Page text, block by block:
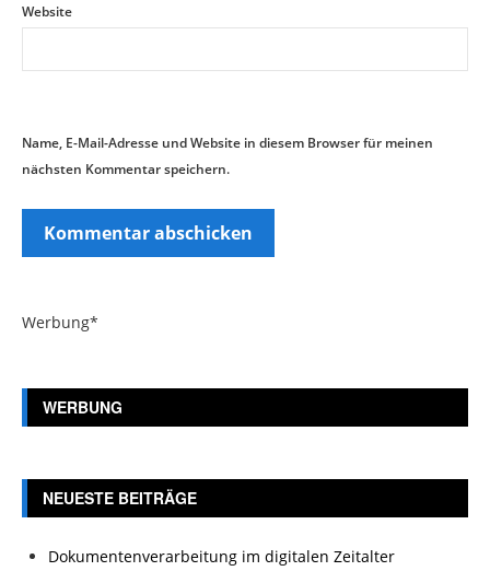
Website
Name, E-Mail-Adresse und Website in diesem Browser für meinen
nächsten Kommentar speichern.
Werbung*
WERBUNG
NEUESTE BEITRÄGE
Dokumentenverarbeitung im digitalen Zeitalter